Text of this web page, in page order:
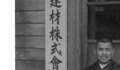
メッセージ
建築の式典
お問い合わせ